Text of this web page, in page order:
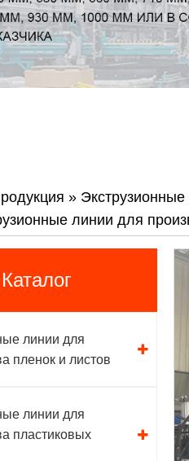
»
линии для
Каталог
линии для
пленок и листов
линии для
пластиковых